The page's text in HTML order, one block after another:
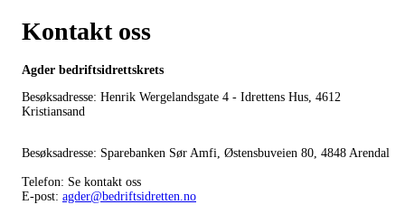
Kontakt oss
Agder bedriftsidrettskrets
Besøksadresse: Henrik Wergelandsgate 4 - Idrettens Hus, 4612
Kristiansand
Besøksadresse: Sparebanken Sør Amfi, Østensbuveien 80, 4848 Arendal
Telefon: Se kontakt oss
E-post: agder@bedriftsidretten.no